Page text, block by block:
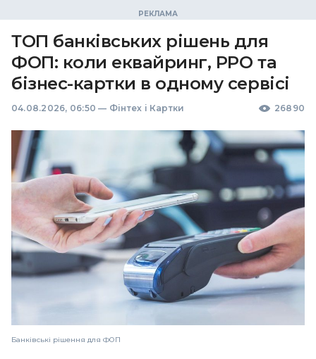
ТОП банківських рішень для
ФОП: коли еквайринг, РРО та
бізнес-картки в одному сервісі
04.08.2026, 06:50 — Фінтех і Картки 26890
Банківські рішення для ФОП